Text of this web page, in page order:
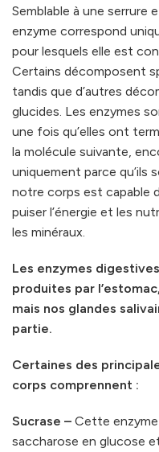
Semblable à une serrure
enzyme correspond
pour lesquels elle est
Certains décomposent
tandis que d’autres
glucides. Les enzymes
une fois qu’elles ont
la molécule suivante,
uniquement parce qu’ils
notre corps est capable
puiser l’énergie et les
les minéraux.
Les enzymes
produites par
mais nos glandes
partie.
Certaines des
corps comprennent :
Sucrase – Cette
saccharose en glucose